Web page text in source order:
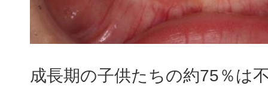
成長期の子供たちの約75％は